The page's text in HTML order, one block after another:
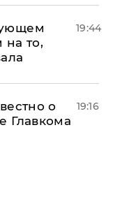
на то,
19:44
о
Главкома
19:16